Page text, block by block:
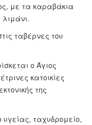
με τα καραβάκια
ταβέρνες του
ο Άγιος
κατοικίες
της
υγείας, ταχυδρομείο,